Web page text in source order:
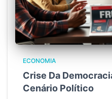
ECONOMIA
Crise Da
Cenário Político